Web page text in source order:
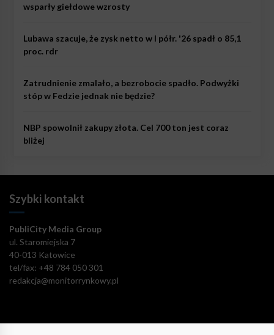
wsparły giełdowe wzrosty
Lubawa szacuje, że zysk netto w I półr. '26 spadł o 85,1
proc. rdr
Zatrudnienie zmalało, a bezrobocie spadło. Podwyżki
stóp w Fedzie jednak nie będzie?
NBP spowolnił zakupy złota. Cel 700 ton jest coraz
bliżej
Szybki kontakt
PubliCity Media Group
ul. Staromiejska 7
40-013 Katowice
tel/fax: +48 784 050 301
redakcja@monitorrynkowy.pl